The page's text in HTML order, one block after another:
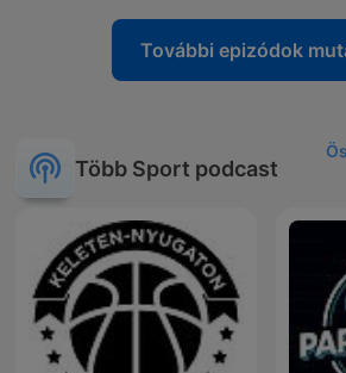
További epizódok
Több Sport podcast